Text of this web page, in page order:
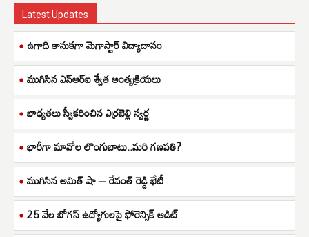
Latest Updates
ఉగాది కానుకగా మెగాస్టార్ విద్యాదానం
ముగిసిన ఎన్ఆర్ఐ శ్వేత అంత్యక్రియలు
బాధ్యతలు స్వీకరించిన ఎర్రబెల్లి స్వర్ణ
భారీగా మావోల లొంగుబాటు..మరి గణపతి?
ముగిసిన అమిత్ షా – రేవంత్ రెడ్డి భేటీ
25 వేల బోగస్ ఉద్యోగులపై ఫోరెన్సిక్ ఆడిట్